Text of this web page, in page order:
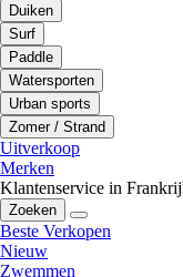
Duiken
Surf
Paddle
Watersporten
Urban sports
Zomer / Strand
Uitverkoop
Merken
Klantenservice in
Zoeken
Beste Verkopen
Nieuw
Zwemmen